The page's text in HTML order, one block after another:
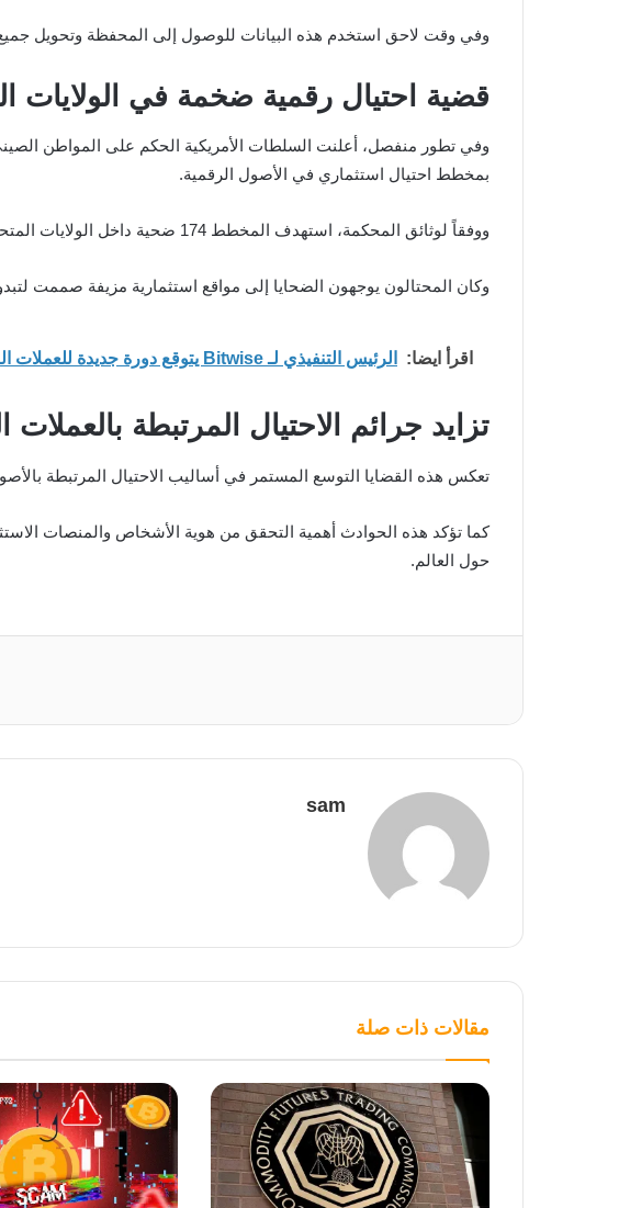
وفي وقت لاحق استخدم هذه البيانات للوصول إلى المحفظة وتحويل
قضية احتيال رقمية ضخمة في الولايات
بمخطط احتيال استثماري في الأصول الرقمية.
ووفقاً لوثائق المحكمة، استهدف المخطط 174 ضحية داخل الولايات المتحدة عبر
وكان المحتالون يوجهون الضحايا إلى مواقع استثمارية مزيفة صممت
اقرأ ايضا: الرئيس التنفيذي لـ Bitwise يتوقع دورة جديدة للعملات الرقمية وتحولاً تاريخياً في 2026
تزايد جرائم الاحتيال المرتبطة بالعملات
تعكس هذه القضايا التوسع المستمر في أساليب الاحتيال المرتبطة
كما تؤكد هذه الحوادث أهمية التحقق من هوية الأشخاص والمنصات
حول العالم.
sam
مقالات ذات صلة